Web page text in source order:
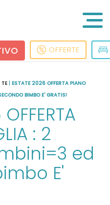
OFFERTE
TE ESTATE 2026 OFFERTA PIANO
BIMBO E' GRATIS!
: 2
ed
E'